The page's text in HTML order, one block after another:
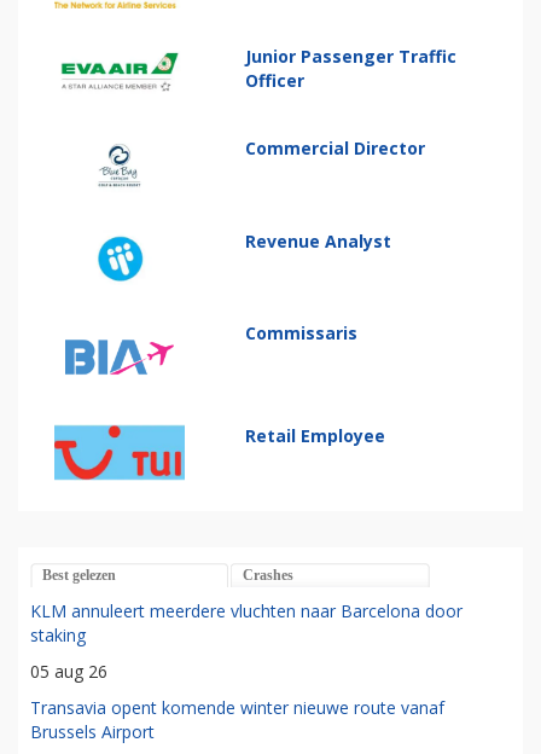
Junior Passenger Traffic
Officer
Commercial Director
Revenue Analyst
Commissaris
Retail Employee
Best gelezen Crashes
KLM annuleert meerdere vluchten naar Barcelona door
staking
05 aug 26
Transavia opent komende winter nieuwe route vanaf
Brussels Airport